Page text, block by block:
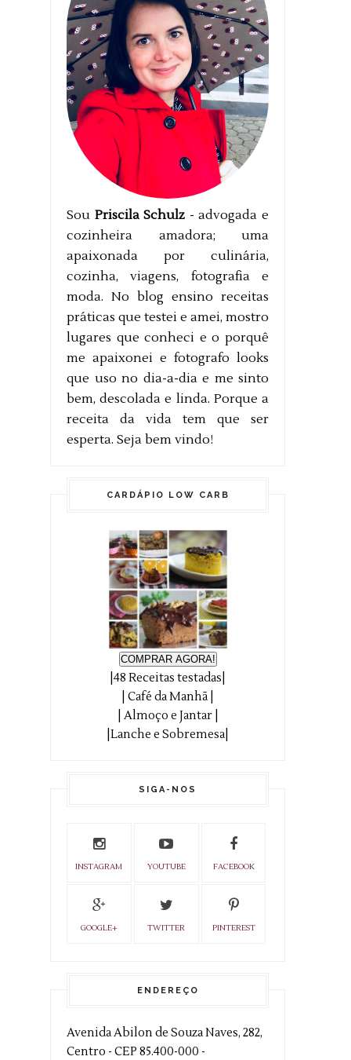
Sou Priscila Schulz - advogada e
cozinheira amadora; uma
apaixonada por culinária,
cozinha, viagens, fotografia e
moda. No blog ensino receitas
práticas que testei e amei, mostro
lugares que conheci e o porquê
me apaixonei e fotografo looks
que uso no dia-a-dia e me sinto
bem, descolada e linda. Porque a
receita da vida tem que ser
esperta. Seja bem vindo!
CARDÁPIO LOW CARB
COMPRAR AGORA!
|48 Receitas testadas|
| Café da Manhã |
| Almoço e Jantar |
|Lanche e Sobremesa|
SIGA-NOS
INSTAGRAM YOUTUBE FACEBOOK
GOOGLE+ TWITTER PINTEREST
ENDEREÇO
Avenida Abilon de Souza Naves, 282,
Centro - CEP 85.400-000 -